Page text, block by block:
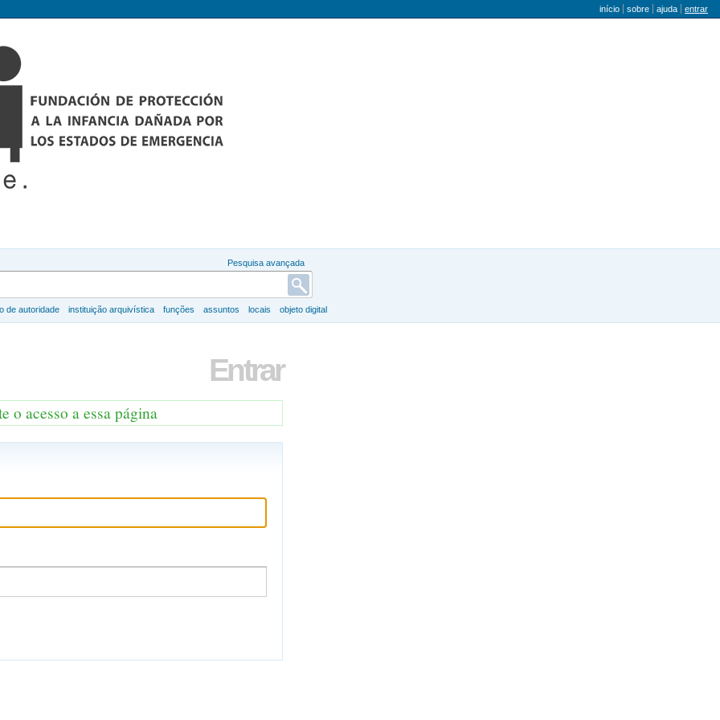
menu do utilizador
início sobre ajuda entrar
Pesquisa avançada
de autoridade instituição arquivística funções assuntos locais objeto digital
Entrar
o acesso a essa página